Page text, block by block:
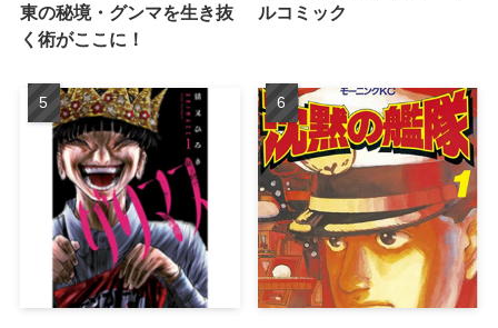
東の秘境・グンマを生き抜
く術がここに！
ルコミック